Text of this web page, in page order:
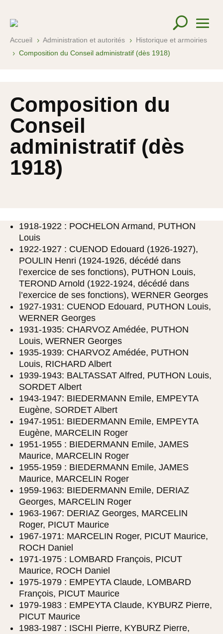
Accueil 5 Administration et autorités 5 Historique et armoiries
5 Composition du Conseil administratif (dès 1918)
Composition du
Conseil
administratif (dès
1918)
1918-1922 : POCHELON Armand, PUTHON
Louis
1922-1927 : CUENOD Edouard (1926-1927),
POULIN Henri (1924-1926, décédé dans
l’exercice de ses fonctions), PUTHON Louis,
TEROND Arnold (1922-1924, décédé dans
l’exercice de ses fonctions), WERNER Georges
1927-1931: CUENOD Edouard, PUTHON Louis,
WERNER Georges
1931-1935: CHARVOZ Amédée, PUTHON
Louis, WERNER Georges
1935-1939: CHARVOZ Amédée, PUTHON
Louis, RICHARD Albert
1939-1943: BALTASSAT Alfred, PUTHON Louis,
SORDET Albert
1943-1947: BIEDERMANN Emile, EMPEYTA
Eugène, SORDET Albert
1947-1951: BIEDERMANN Emile, EMPEYTA
Eugène, MARCELIN Roger
1951-1955 : BIEDERMANN Emile, JAMES
Maurice, MARCELIN Roger
1955-1959 : BIEDERMANN Emile, JAMES
Maurice, MARCELIN Roger
1959-1963: BIEDERMANN Emile, DERIAZ
Georges, MARCELIN Roger
1963-1967: DERIAZ Georges, MARCELIN
Roger, PICUT Maurice
1967-1971: MARCELIN Roger, PICUT Maurice,
ROCH Daniel
1971-1975 : LOMBARD François, PICUT
Maurice, ROCH Daniel
1975-1979 : EMPEYTA Claude, LOMBARD
François, PICUT Maurice
1979-1983 : EMPEYTA Claude, KYBURZ Pierre,
PICUT Maurice
1983-1987 : ISCHI Pierre, KYBURZ Pierre,